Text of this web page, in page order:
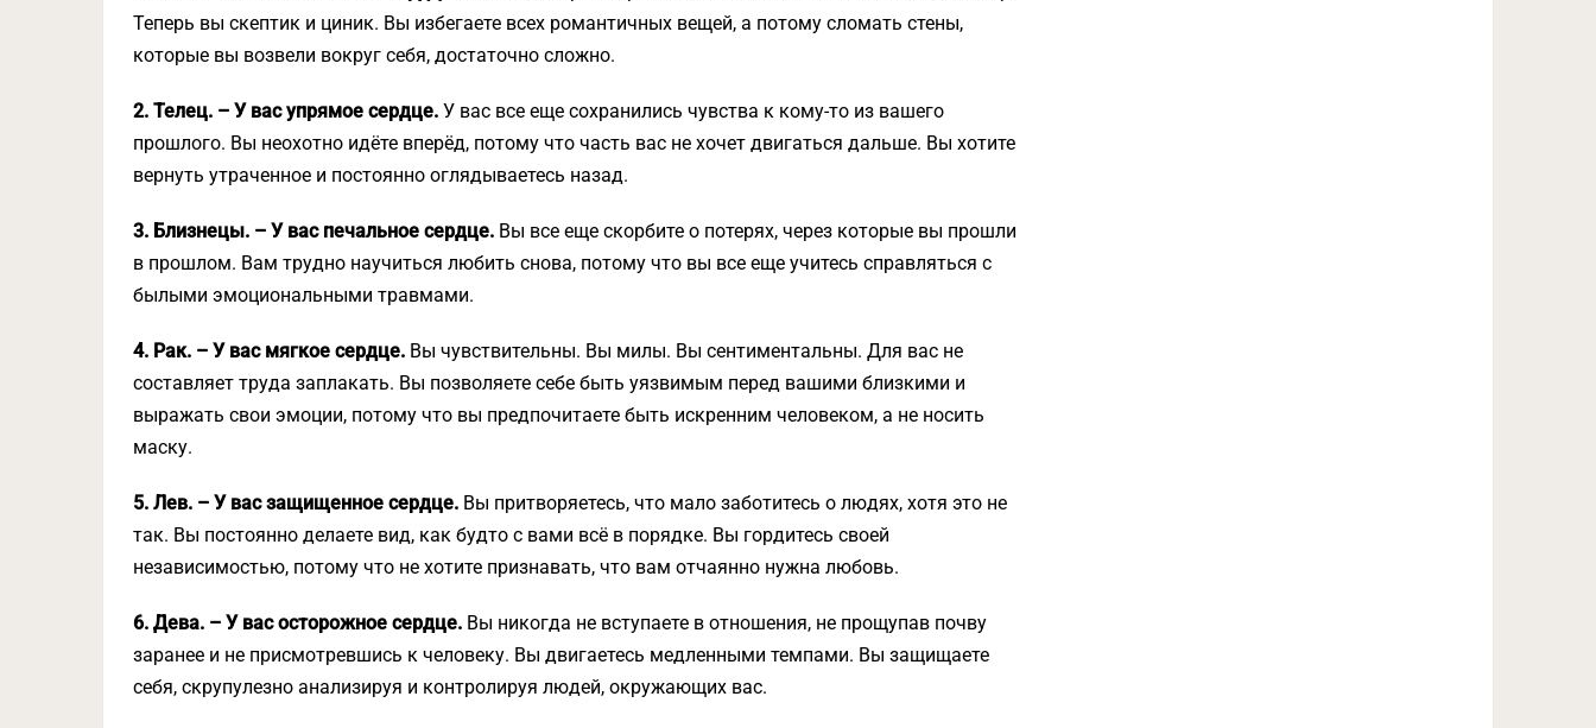
Теперь вы скептик и циник. Вы избегаете всех романтичных вещей, а потому сломать стены,
которые вы возвели вокруг себя, достаточно сложно.
2. Телец. – У вас упрямое сердце. У вас все еще сохранились чувства к кому-то из вашего
прошлого. Вы неохотно идёте вперёд, потому что часть вас не хочет двигаться дальше. Вы хотите
вернуть утраченное и постоянно оглядываетесь назад.
3. Близнецы. – У вас печальное сердце. Вы все еще скорбите о потерях, через которые вы прошли
в прошлом. Вам трудно научиться любить снова, потому что вы все еще учитесь справляться с
былыми эмоциональными травмами.
4. Рак. – У вас мягкое сердце. Вы чувствительны. Вы милы. Вы сентиментальны. Для вас не
составляет труда заплакать. Вы позволяете себе быть уязвимым перед вашими близкими и
выражать свои эмоции, потому что вы предпочитаете быть искренним человеком, а не носить
маску.
5. Лев. – У вас защищенное сердце. Вы притворяетесь, что мало заботитесь о людях, хотя это не
так. Вы постоянно делаете вид, как будто с вами всё в порядке. Вы гордитесь своей
независимостью, потому что не хотите признавать, что вам отчаянно нужна любовь.
6. Дева. – У вас осторожное сердце. Вы никогда не вступаете в отношения, не прощупав почву
заранее и не присмотревшись к человеку. Вы двигаетесь медленными темпами. Вы защищаете
себя, скрупулезно анализируя и контролируя людей, окружающих вас.